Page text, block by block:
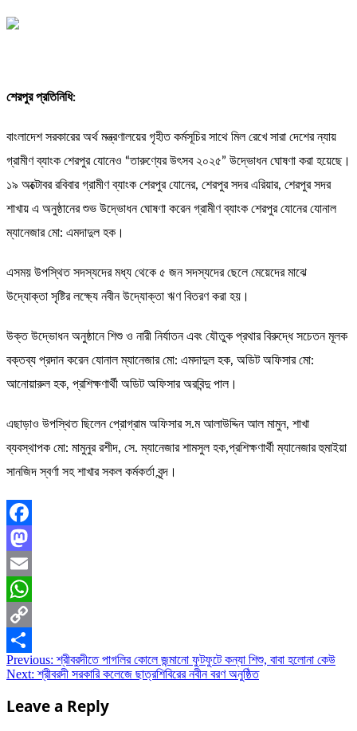
শেরপুর প্রতিনিধি:
বাংলাদেশ সরকারের অর্থ মন্ত্রণালয়ের গৃহীত কর্মসূচির সাথে মিল রেখে সারা দেশের ন্যায়
গ্রামীণ ব্যাংক শেরপুর যোনেও “তারুণ্যের উৎসব ২০২৫” উদ্ভোধন ঘোষণা করা হয়েছে।
১৯ অক্টোবর রবিবার গ্রামীণ ব্যাংক শেরপুর যোনের, শেরপুর সদর এরিয়ার, শেরপুর সদর
শাখায় এ অনুষ্ঠানের শুভ উদ্ভোধন ঘোষণা করেন গ্রামীণ ব্যাংক শেরপুর যোনের যোনাল
ম্যানেজার মো: এমদাদুল হক।
এসময় উপস্থিত সদস্যদের মধ্য থেকে ৫ জন সদস্যদের ছেলে মেয়েদের মাঝে
উদ্যোক্তা সৃষ্টির লক্ষ্যে নবীন উদ্যোক্তা ঋণ বিতরণ করা হয়।
উক্ত উদ্ভোধন অনুষ্ঠানে শিশু ও নারী নির্যাতন এবং যৌতুক প্রথার বিরুদ্ধে সচেতন মূলক
বক্তব্য প্রদান করেন যোনাল ম্যানেজার মো: এমদাদুল হক, অডিট অফিসার মো:
আনোয়ারুল হক, প্রশিক্ষণার্থী অডিট অফিসার অরবিন্দু পাল।
এছাড়াও উপস্থিত ছিলেন প্রোগ্রাম অফিসার স.ম আলাউদ্দিন আল মামুন, শাখা
ব্যবস্থাপক মো: মামুনুর রশীদ, সে. ম্যানেজার শামসুল হক,প্রশিক্ষণার্থী ম্যানেজার হুমাইয়া
সানজিদ স্বর্ণা সহ শাখার সকল কর্মকর্তা বৃন্দ।
Facebook
Mastodon
Email
WhatsApp
Copy
Link
Share
Post
Previous: শ্রীবরদীতে পাগলির কোলে জন্মানো ফুটফুটে কন্যা শিশু, বাবা হলোনা কেউ
Next: শ্রীবরদী সরকারি কলেজে ছাত্রশিবিরের নবীন বরণ অনুষ্ঠিত
Leave a Reply